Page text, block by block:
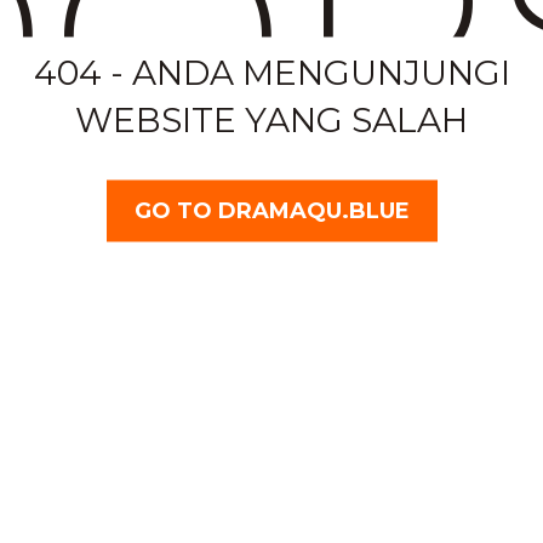
404 - ANDA MENGUNJUNGI
WEBSITE YANG SALAH
GO TO DRAMAQU.BLUE